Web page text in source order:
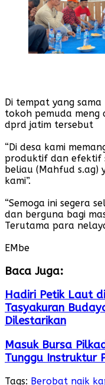
Di tempat yang
tokoh pemuda meng
dprd jatim tersebut
“Di desa kami
produktif dan efektif
beliau (Mahfud s.ag)
kami”.
“Semoga ini segera
dan berguna bagi
Terutama para
EMbe
Baca Juga:
Hadiri Petik Laut
Tasyakuran
Dilestarikan
Masuk Bursa
Tunggu Instruktur
Tags: Berobat naik